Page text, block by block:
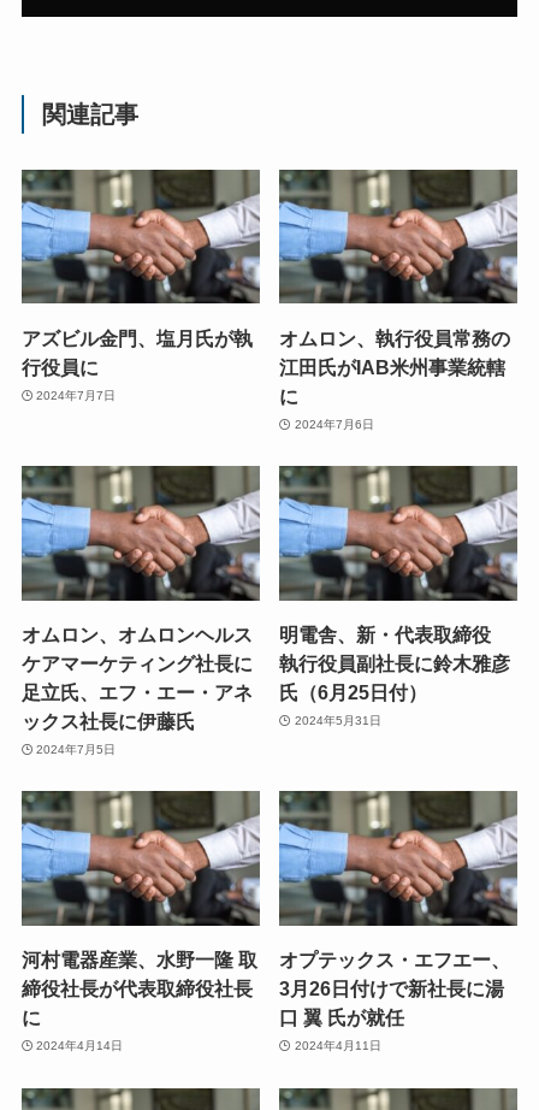
関連記事
アズビル金門、塩月氏が執
行役員に
2024年7月7日
オムロン、執行役員常務の
江田氏がIAB米州事業統轄
に
2024年7月6日
オムロン、オムロンヘルス
ケアマーケティング社長に
足立氏、エフ・エー・アネ
ックス社長に伊藤氏
2024年7月5日
明電舎、新・代表取締役
執行役員副社長に鈴木雅彦
氏（6月25日付）
2024年5月31日
河村電器産業、水野一隆 取
締役社長が代表取締役社長
に
2024年4月14日
オプテックス・エフエー、
3月26日付けで新社長に湯
口 翼 氏が就任
2024年4月11日